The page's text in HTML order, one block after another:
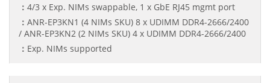
： 4/3 x Exp. NIMs swappable, 1 x GbE RJ45 mgmt port
： ANR-EP3KN1 (4 NIMs SKU) 8 x UDIMM DDR4-2666/2400
/ ANR-EP3KN2 (2 NIMs SKU) 4 x UDIMM DDR4-2666/2400
： Exp. NIMs supported